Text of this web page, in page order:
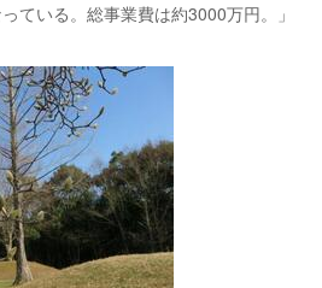
ている。総事業費は約3000万円。」